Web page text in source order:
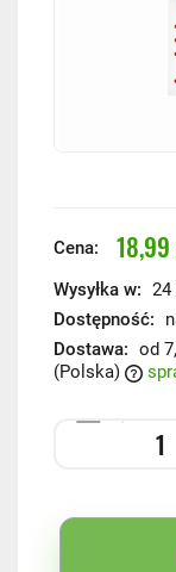
Cena: 18,99
Wysyłka w: 24
Dostępność:
Dostawa: od
(Polska)